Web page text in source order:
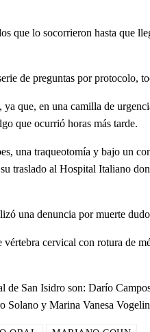
que lo socorrieron hasta que
de preguntas por protocolo,
que, en una camilla de
que ocurrió horas más tarde.
una traqueotomía y bajo un
traslado al Hospital Italiano
una denuncia por muerte
cervical con rotura de
de San Isidro son: Darío
Solano y Marina Vanesa